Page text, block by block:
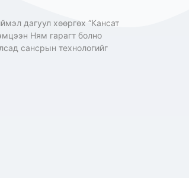
дагуул хөөргөх “Кансат
Ням гарагт болно
сансрын технологийг